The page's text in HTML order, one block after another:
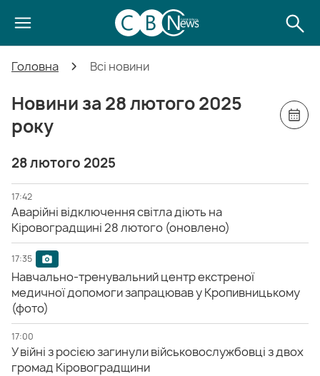
Головна Всі новини
Новини за 28 лютого 2025
року
28 лютого 2025
17:42
Аварійні відключення світла діють на
Кіровоградщині 28 лютого (оновлено)
17:35
Навчально-тренувальний центр екстреної
медичної допомоги запрацював у Кропивницькому
(фото)
17:00
У війні з росією загинули військовослужбовці з двох
громад Кіровоградщини